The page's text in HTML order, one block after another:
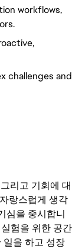
workflows,
challenges and
리고 기회에 대
랑스럽게 생각
심을 중시합니
험을 위한 공간
일을 하고 성장